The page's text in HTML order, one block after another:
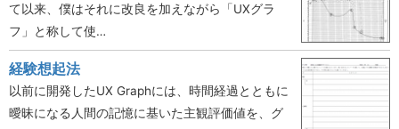
て以来、僕はそれに改良を加えながら「UXグラ
フ」と称して使…
経験想起法
以前に開発したUX Graphには、時間経過とともに
曖昧になる人間の記憶に基いた主観評価値を、グ